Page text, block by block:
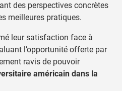
des perspectives concrètes
meilleures pratiques.
leur satisfaction face à
l’opportunité offerte par
ravis de pouvoir
américain dans la